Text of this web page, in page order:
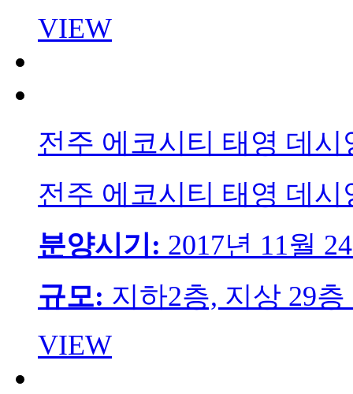
VIEW
전주 에코시티 태영 데
전주 에코시티 태영 데
분양시기: 2017년 11월
규모: 지하2층, 지상 29
VIEW